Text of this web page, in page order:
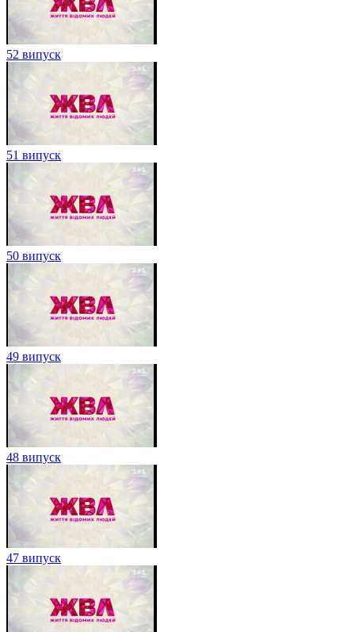
52 випуск
51 випуск
50 випуск
49 випуск
48 випуск
47 випуск